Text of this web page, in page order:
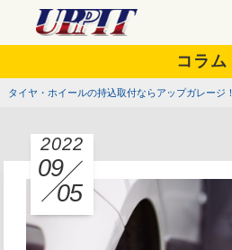
コラム
タイヤ・ホイールの持込取付ならアップガレージ！
2022
09
05